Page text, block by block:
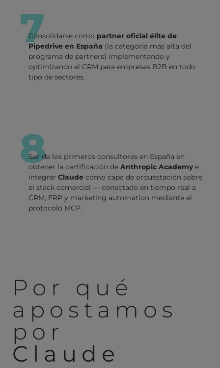
7
Consolidarse como partner oficial élite de
Pipedrive en España (la categoría más alta del
programa de partners) implementando y
optimizando el CRM para empresas B2B en todo
tipo de sectores.
8
Ser de los primeros consultores en España en
obtener la certificación de Anthropic Academy e
integrar Claude como capa de orquestación sobre
el stack comercial — conectado en tiempo real a
CRM, ERP y marketing automation mediante el
protocolo MCP.
Por qué
apostamos
por
Claude